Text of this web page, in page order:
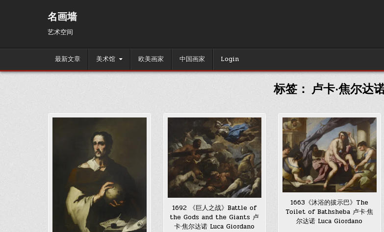
名画墙
艺术空间
最新文章 美术馆 欧美画家 中国画家 Login
标签： 卢卡·焦尔达
1692 《巨人之战》Battle of
the Gods and the Giants 卢
卡·焦尔达诺 Luca Giordano
1663《沐浴的拔示巴》The
Toilet of Bathsheba 卢卡·焦
尔达诺 Luca Giordano